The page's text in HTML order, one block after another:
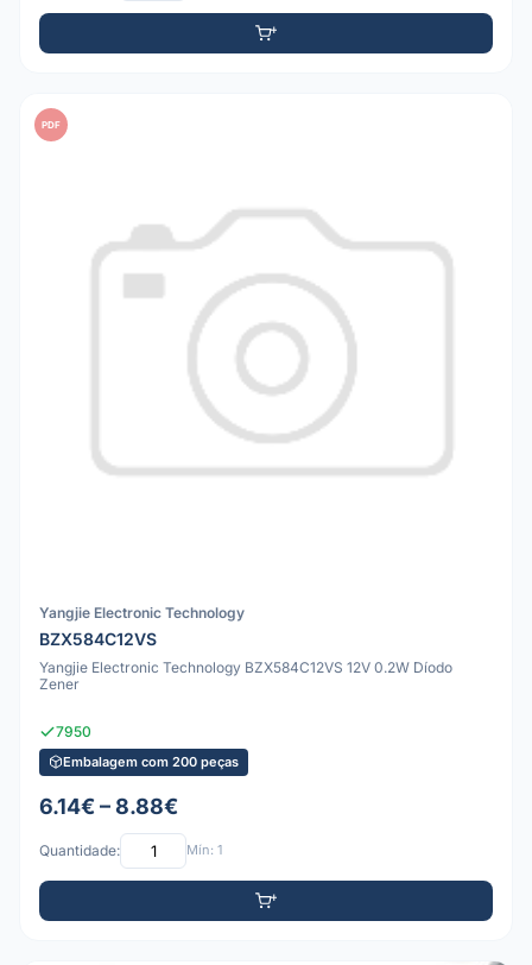
PDF
Yangjie Electronic Technology
BZX584C12VS
Yangjie Electronic Technology BZX584C12VS 12V 0.2W Díodo
Zener
7950
Embalagem com 200 peças
6.14€ – 8.88€
Quantidade: Mín: 1